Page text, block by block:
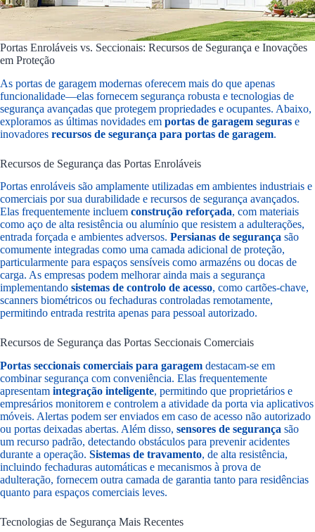
Portas Enroláveis vs. Seccionais: Recursos de Segurança e Inovações
em Proteção
As portas de garagem modernas oferecem mais do que apenas
funcionalidade—elas fornecem segurança robusta e tecnologias de
segurança avançadas que protegem propriedades e ocupantes. Abaixo,
exploramos as últimas novidades em portas de garagem seguras e
inovadores recursos de segurança para portas de garagem.
Recursos de Segurança das Portas Enroláveis
Portas enroláveis são amplamente utilizadas em ambientes industriais e
comerciais por sua durabilidade e recursos de segurança avançados.
Elas frequentemente incluem construção reforçada, com materiais
como aço de alta resistência ou alumínio que resistem a adulterações,
entrada forçada e ambientes adversos. Persianas de segurança são
comumente integradas como uma camada adicional de proteção,
particularmente para espaços sensíveis como armazéns ou docas de
carga. As empresas podem melhorar ainda mais a segurança
implementando sistemas de controlo de acesso, como cartões-chave,
scanners biométricos ou fechaduras controladas remotamente,
permitindo entrada restrita apenas para pessoal autorizado.
Recursos de Segurança das Portas Seccionais Comerciais
Portas seccionais comerciais para garagem destacam-se em
combinar segurança com conveniência. Elas frequentemente
apresentam integração inteligente, permitindo que proprietários e
empresários monitorem e controlem a atividade da porta via aplicativos
móveis. Alertas podem ser enviados em caso de acesso não autorizado
ou portas deixadas abertas. Além disso, sensores de segurança são
um recurso padrão, detectando obstáculos para prevenir acidentes
durante a operação. Sistemas de travamento, de alta resistência,
incluindo fechaduras automáticas e mecanismos à prova de
adulteração, fornecem outra camada de garantia tanto para residências
quanto para espaços comerciais leves.
Tecnologias de Segurança Mais Recentes